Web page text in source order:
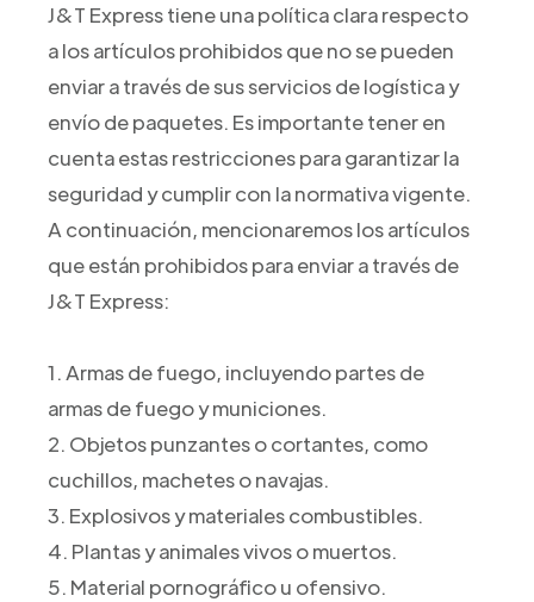
J&T Express tiene una política clara respecto
a los artículos prohibidos que no se pueden
enviar a través de sus servicios de logística y
envío de paquetes. Es importante tener en
cuenta estas restricciones para garantizar la
seguridad y cumplir con la normativa vigente.
A continuación, mencionaremos los artículos
que están prohibidos para enviar a través de
J&T Express:
1. Armas de fuego, incluyendo partes de
armas de fuego y municiones.
2. Objetos punzantes o cortantes, como
cuchillos, machetes o navajas.
3. Explosivos y materiales combustibles.
4. Plantas y animales vivos o muertos.
5. Material pornográfico u ofensivo.